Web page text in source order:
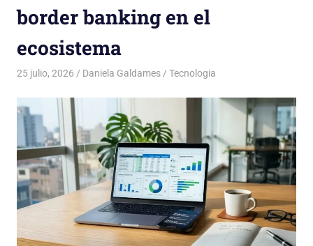
border banking en el
ecosistema
25 julio, 2026 Daniela Galdames Tecnologia